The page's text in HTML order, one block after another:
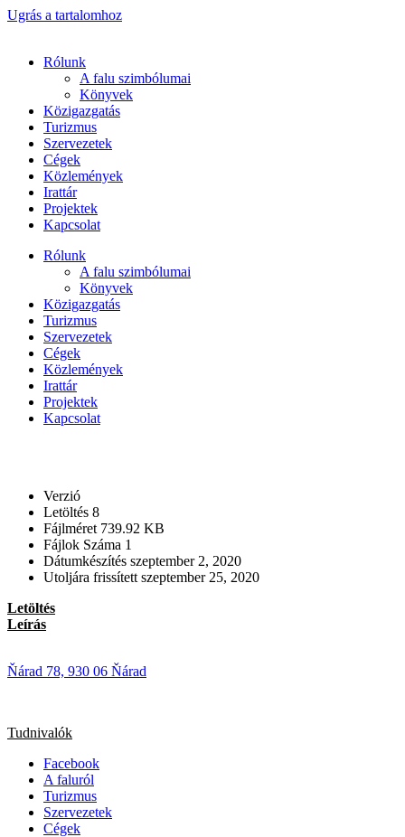
Ugrás a tartalomhoz
Rólunk
A falu szimbólumai
Könyvek
Közigazgatás
Turizmus
Szervezetek
Cégek
Közlemények
Irattár
Projektek
Kapcsolat
Rólunk
A falu szimbólumai
Könyvek
Közigazgatás
Turizmus
Szervezetek
Cégek
Közlemények
Irattár
Projektek
Kapcsolat
Verzió
Letöltés 8
Fájlméret 739.92 KB
Fájlok Száma 1
Dátumkészítés szeptember 2, 2020
Utoljára frissített szeptember 25, 2020
Letöltés
Leírás
Ňárad 78, 930 06 Ňárad
Tudnivalók
Facebook
A faluról
Turizmus
Szervezetek
Cégek